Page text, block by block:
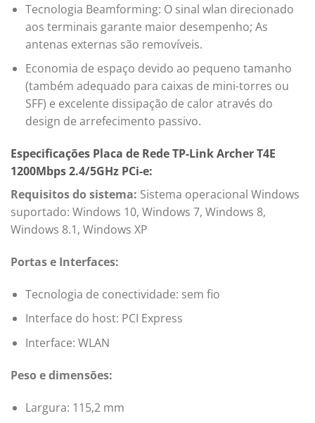
Tecnologia Beamforming: O sinal wlan direcionado
aos terminais garante maior desempenho; As
antenas externas são removíveis.
Economia de espaço devido ao pequeno tamanho
(também adequado para caixas de mini-torres ou
SFF) e excelente dissipação de calor através do
design de arrefecimento passivo.
Especificações Placa de Rede TP-Link Archer T4E
1200Mbps 2.4/5GHz PCi-e:
Requisitos do sistema: Sistema operacional Windows
suportado: Windows 10, Windows 7, Windows 8,
Windows 8.1, Windows XP
Portas e Interfaces:
Tecnologia de conectividade: sem fio
Interface do host: PCI Express
Interface: WLAN
Peso e dimensões:
Largura: 115,2 mm